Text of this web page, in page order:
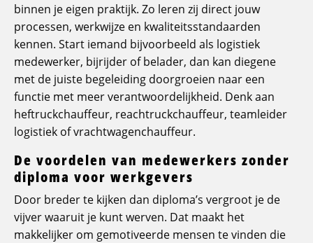
binnen je eigen praktijk. Zo leren zij direct jouw
processen, werkwijze en kwaliteitsstandaarden
kennen. Start iemand bijvoorbeeld als logistiek
medewerker, bijrijder of belader, dan kan diegene
met de juiste begeleiding doorgroeien naar een
functie met meer verantwoordelijkheid. Denk aan
heftruckchauffeur, reachtruckchauffeur, teamleider
logistiek of vrachtwagenchauffeur.
De voordelen van medewerkers zonder
diploma voor werkgevers
Door breder te kijken dan diploma’s vergroot je de
vijver waaruit je kunt werven. Dat maakt het
makkelijker om gemotiveerde mensen te vinden die